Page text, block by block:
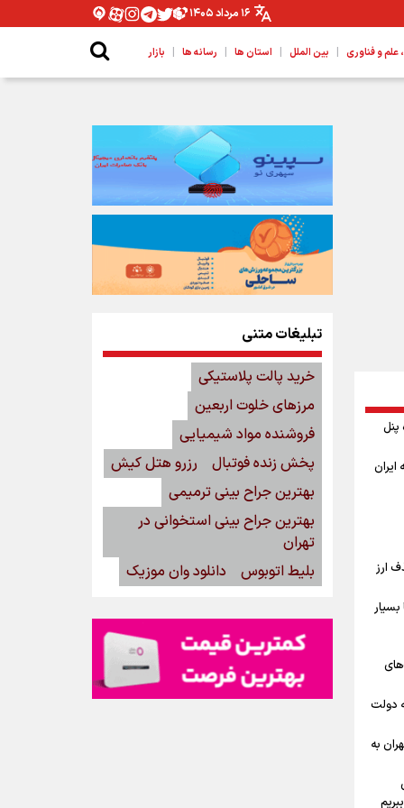
۱۶ مرداد ۱۴۰۵
و فناوری | بین الملل | استان ها | رسانه ها | بازار
پنل
ایران
ارز
دولت
به
تبلیغات متنی
خرید پالت پلاستیکی
مرزهای خلوت اربعین
فروشنده مواد شیمیایی
پخش زنده فوتبال
رزرو هتل کیش
بهترین جراح بینی ترمیمی
بهترین جراح بینی استخوانی در
تهران
بلیط اتوبوس
دانلود وان موزیک